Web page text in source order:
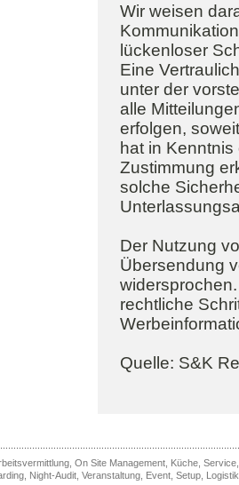
Wir weisen
lückenloser
Eine
unter der
alle
erfolgen,
hat in
Zustimmung
solche
Der Nutzung
Übersendung
rechtliche
Quelle: S&K
On Site Management, Küche,
Night-Audit, Veranstaltung, Event, Setup,